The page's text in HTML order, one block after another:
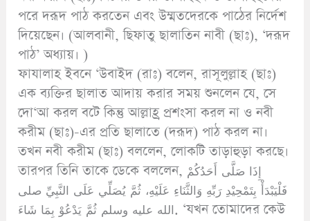
পরে দরূদ পাঠ করতেন এবং উম্মতদেরকে পাঠের নির্দেশ
দিয়েছেন। (আলবানী, ছিফাতু ছালাতিন নাবী (ছাঃ), ‘দরূদ
পাঠ’ অধ্যায়। )
ফাযালাহ ইবনে ‘উবাইদ (রাঃ) বলেন, রাসূলুল্লাহ (ছাঃ)
এক ব্যক্তির ছালাত আদায় করার সময় শুনলেন যে, সে
দো‘আ করল বটে কিন্তু আল্লাহ্র প্রশংসা করল না ও নবী
করীম (ছাঃ)-এর প্রতি ছালাতে (দরূদ) পাঠ করল না।
তখন নবী করীম (ছাঃ) বললেন, লোকটি তাড়াহুড়া করছে।
তারপর তিনি তাকে ডেকে বললেন, إِذَا صَلَّى أَحَدُكُمْ
فَلْيَبْدَأْ بِتَمْحِيْدِ رَبِّهِ وَالثَّنَاءِ عَلَيْهِ، ثُمَّ يُصَلِّي عَلَى النَّبِيِّ صلى
الله عليه وسلم ثُمَّ يَدْعُوْ بِمَا شَاءَ. ‘যখন তোমাদের কেউ